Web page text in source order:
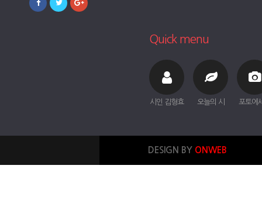
Quick menu
시인 김형효 오늘의 시 포토에
DESIGN BY ONWEB